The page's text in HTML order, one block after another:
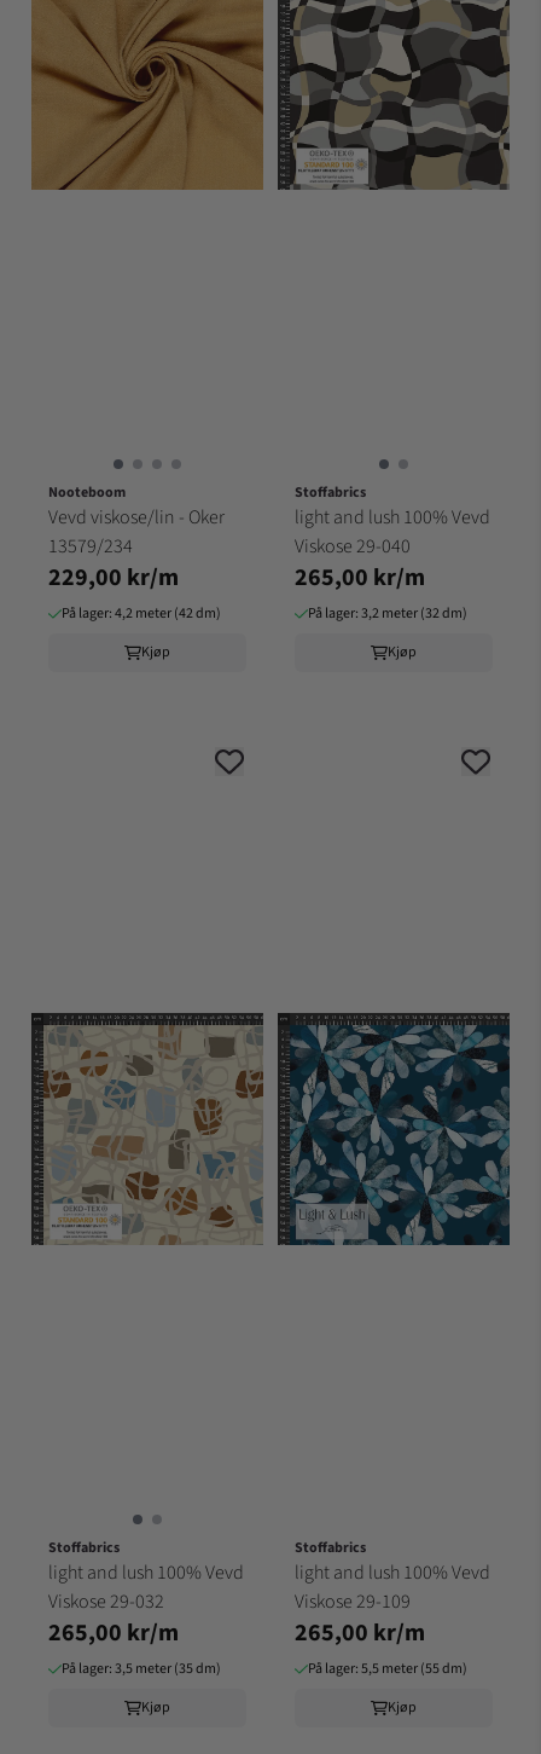
Nooteboom
Vevd viskose/lin - Oker
13579/234
229,00 kr/m
På lager: 4,2 meter (42 dm)
Kjøp
Stoffabrics
light and lush 100% Vevd
Viskose 29-040
265,00 kr/m
På lager: 3,2 meter (32 dm)
Kjøp
Stoffabrics
light and lush 100% Vevd
Viskose 29-032
265,00 kr/m
På lager: 3,5 meter (35 dm)
Kjøp
Stoffabrics
light and lush 100% Vevd
Viskose 29-109
265,00 kr/m
På lager: 5,5 meter (55 dm)
Kjøp